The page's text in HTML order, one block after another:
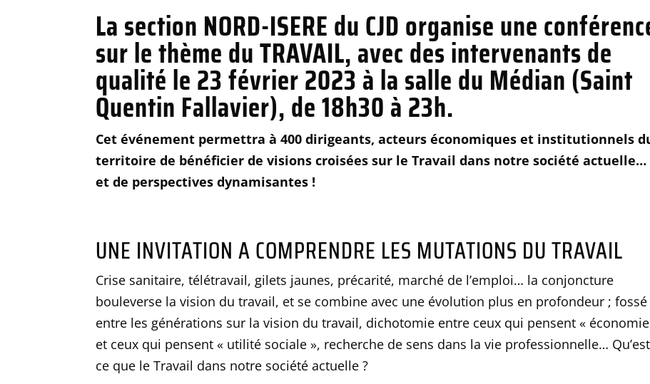
La section NORD-ISERE du CJD organise une
sur le thème du TRAVAIL, avec des intervenants de
qualité le 23 février 2023 à la salle du Médian (Saint
Quentin Fallavier), de 18h30 à 23h.
Cet événement permettra à 400 dirigeants, acteurs économiques et institutionnels
territoire de bénéficier de visions croisées sur le Travail dans notre société actuelle…
et de perspectives dynamisantes !
UNE INVITATION A COMPRENDRE LES MUTATIONS DU TRAVAIL
Crise sanitaire, télétravail, gilets jaunes, précarité, marché de l’emploi… la conjoncture
bouleverse la vision du travail, et se combine avec une évolution plus en profondeur ; fossé
entre les générations sur la vision du travail, dichotomie entre ceux qui pensent «
et ceux qui pensent « utilité sociale », recherche de sens dans la vie professionnelle…
ce que le Travail dans notre société actuelle ?